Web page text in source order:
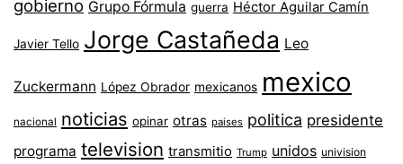
gobierno Grupo Fórmula guerra Héctor Aguilar Camín
Javier Tello Jorge Castañeda Leo
Zuckermann López Obrador mexicanos mexico
nacional noticias opinar otras paises politica presidente
programa television transmitio Trump unidos univision